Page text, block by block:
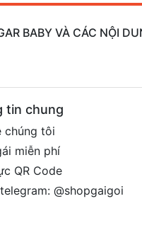
BABY VÀ CÁC NỘI
tin chung
chúng tôi
miễn phí
QR Code
@shopgaigoi